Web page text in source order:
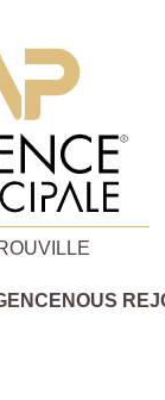
NOUS